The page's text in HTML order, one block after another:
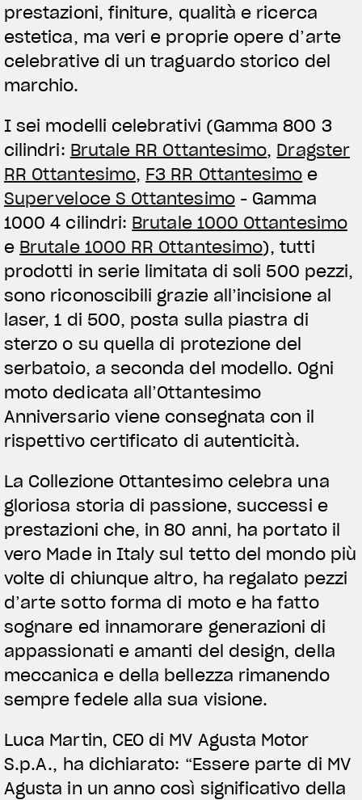
prestazioni, finiture, qualità e ricerca
estetica, ma veri e proprie opere d’arte
celebrative di un traguardo storico del
marchio.
I sei modelli celebrativi (Gamma 800 3
cilindri: Brutale RR Ottantesimo, Dragster
RR Ottantesimo, F3 RR Ottantesimo e
Superveloce S Ottantesimo- Gamma
1000 4 cilindri: Brutale 1000 Ottantesimo
e Brutale 1000 RR Ottantesimo), tutti
prodotti in serie limitata di soli 500 pezzi,
sono riconoscibili grazie all’incisione al
laser, 1 di 500, posta sulla piastra di
sterzo o su quella di protezione del
serbatoio, a seconda del modello. Ogni
moto dedicata all’Ottantesimo
Anniversario viene consegnata con il
rispettivo certificato di autenticità.
La Collezione Ottantesimo celebra una
gloriosa storia di passione, successi e
prestazioni che, in 80 anni, ha portato il
vero Made in Italy sul tetto del mondo più
volte di chiunque altro, ha regalato pezzi
d’arte sotto forma di moto e ha fatto
sognare ed innamorare generazioni di
appassionati e amanti del design, della
meccanica e della bellezza rimanendo
sempre fedele alla sua visione.
Luca Martin, CEO di MV Agusta Motor
S.p.A., ha dichiarato: “Essere parte di MV
Agusta in un anno così significativo della